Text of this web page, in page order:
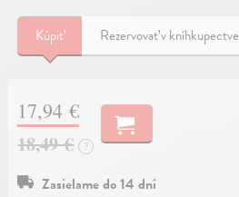
Kúpiť Rezervovať v kníhkupectve
17,94 €
18,49 €
?
Zasielame do 14 dní